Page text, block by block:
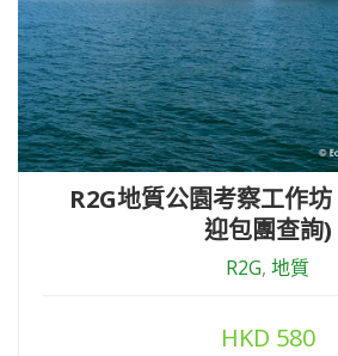
R2G地質公園考察工作
迎包團查詢)
R2G, 地質
HKD 580